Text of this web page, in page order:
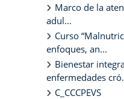
Marco de la
adul...
Curso
enfoques, an...
Bienestar
enfermedades
C_CCCPEVS